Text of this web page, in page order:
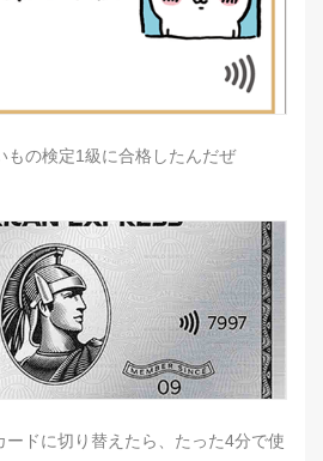
もの検定1級に合格したんだぜ
ードに切り替えたら、たった4分で使